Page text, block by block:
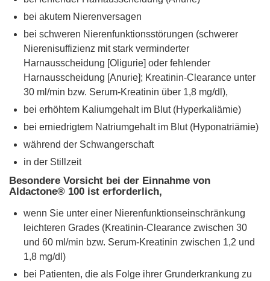
bei akutem Nierenversagen
bei schweren Nierenfunktionsstörungen (schwerer
Nierenisuffizienz mit stark verminderter
Harnausscheidung [Oligurie] oder fehlender
Harnausscheidung [Anurie]; Kreatinin-Clearance unter
30 ml/min bzw. Serum-Kreatinin über 1,8 mg/dl),
bei erhöhtem Kaliumgehalt im Blut (Hyperkaliämie)
bei erniedrigtem Natriumgehalt im Blut (Hyponatriämie)
während der Schwangerschaft
in der Stillzeit
Besondere Vorsicht bei der Einnahme von
Aldactone® 100 ist erforderlich,
wenn Sie unter einer Nierenfunktionseinschränkung
leichteren Grades (Kreatinin-Clearance zwischen 30
und 60 ml/min bzw. Serum-Kreatinin zwischen 1,2 und
1,8 mg/dl)
bei Patienten, die als Folge ihrer Grunderkrankung zu